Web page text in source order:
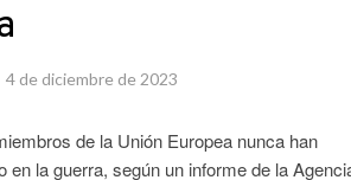
4 de diciembre de 2023
de la Unión Europea nunca han
en la guerra, según un informe de la